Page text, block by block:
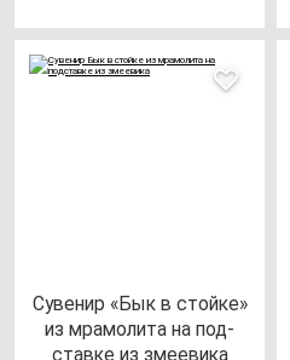
Суве­нир «Бык в стой­ке»
из мра­мо­ли­та на под­
став­ке из зме­еви­ка